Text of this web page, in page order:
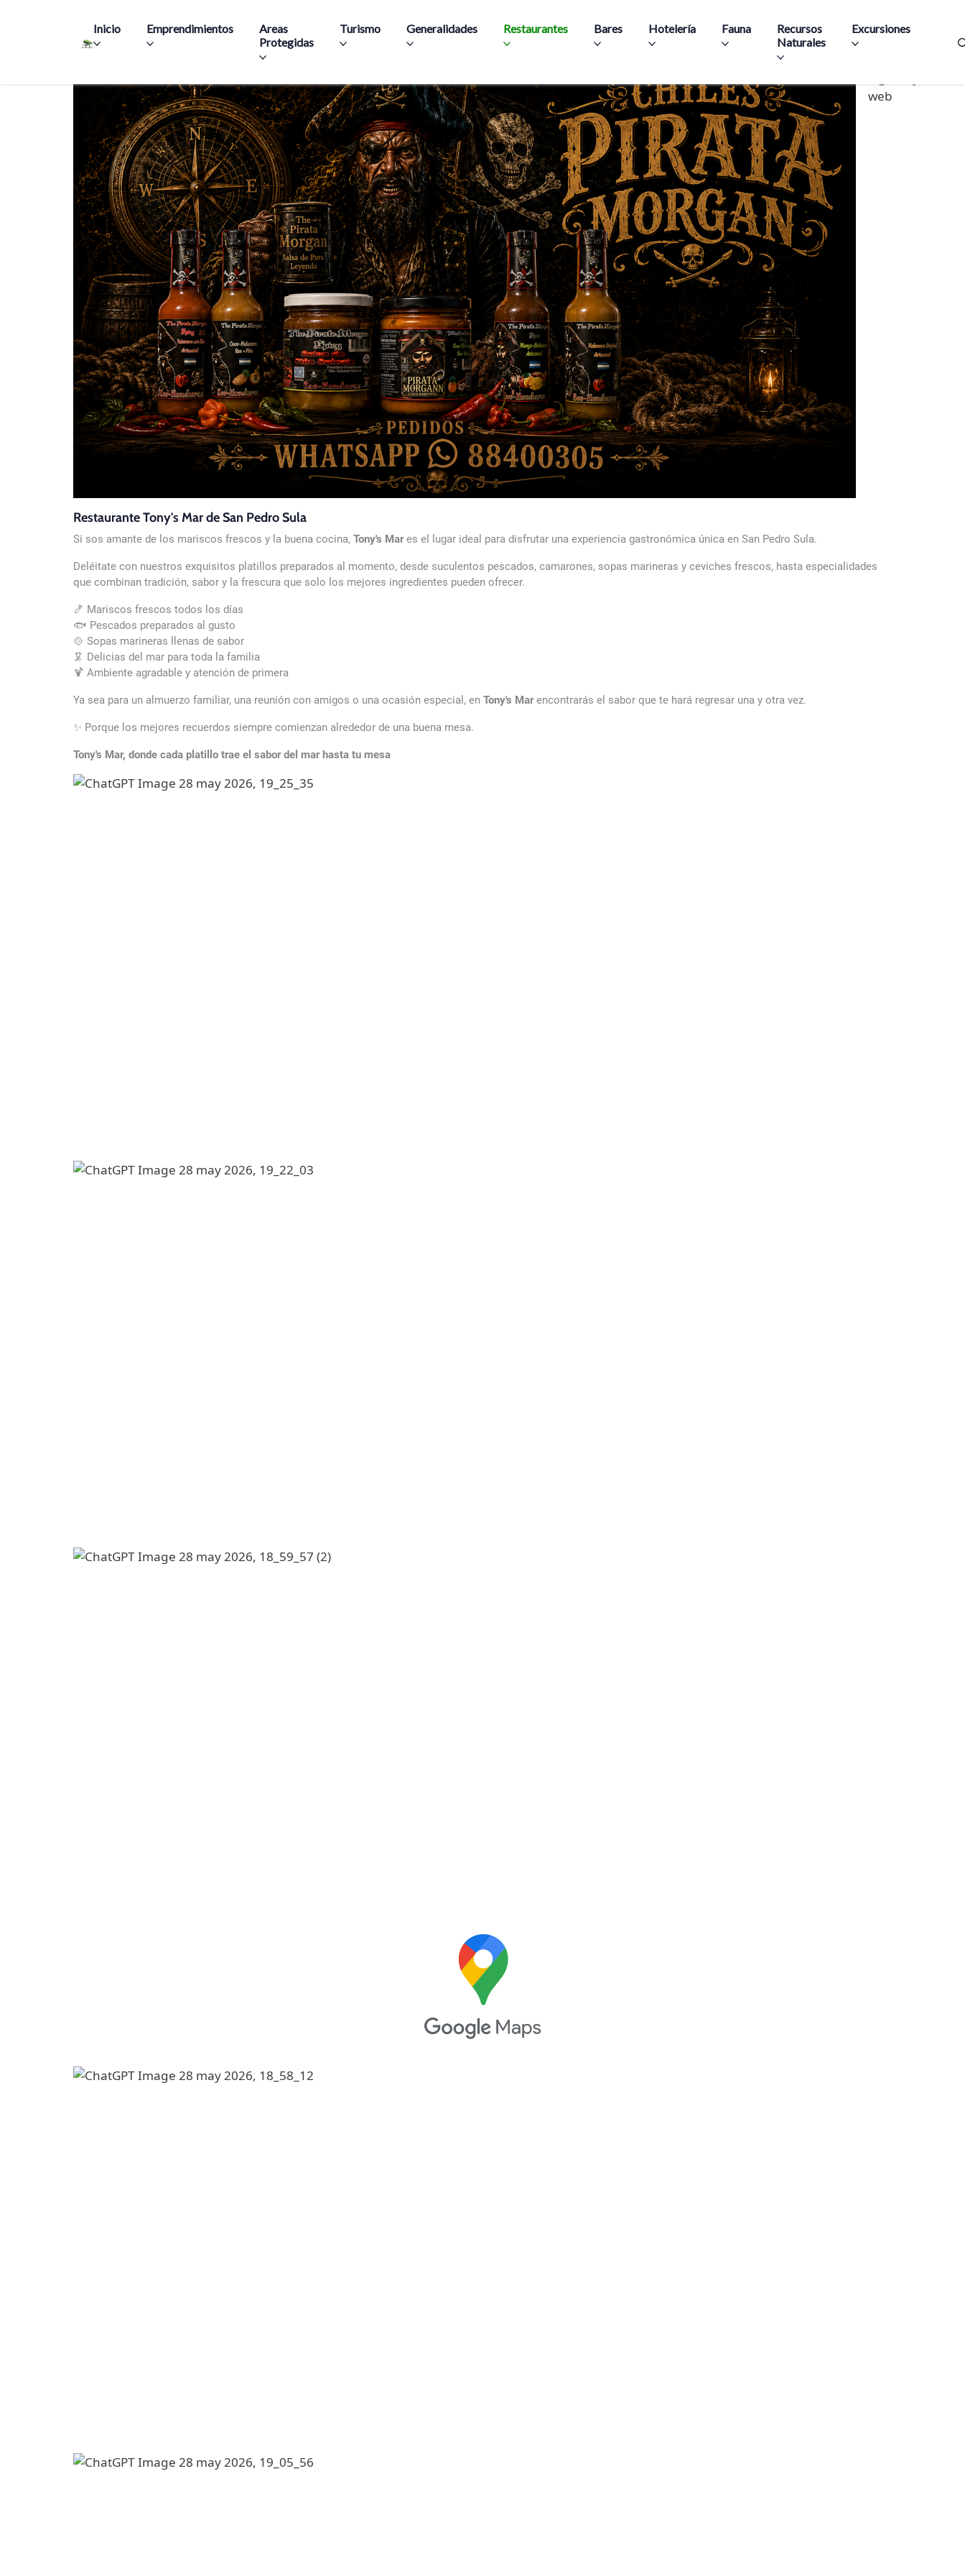
Inicio Emprendimientos
Areas
Protegidas
Turismo Generalidades Restaurantes Bares Hotelería Fauna
Recursos
Naturales
Excursiones
Restaurante Tony's Mar de San Pedro Sula
Si sos amante de los mariscos frescos y la buena cocina, Tony's Mares el lugar ideal para disfrutar una experiencia gastronómica única en San Pedro Sula.
Deléitate con nuestros exquisitos platillos preparados al momento, desde suculentos pescados, camarones, sopas marineras y ceviches frescos, hasta especialidades
que combinan tradición, sabor y la frescura que solo los mejores ingredientes pueden ofrecer.
🍤 Mariscos frescos todos los días
🐟 Pescados preparados al gusto
🍲 Sopas marineras llenas de sabor
🦑 Delicias del mar para toda la familia
🍹 Ambiente agradable y atención de primera
Ya sea para un almuerzo familiar, una reunión con amigos o una ocasión especial, en Tony's Marencontrarás el sabor que te hará regresar una y otra vez.
✨ Porque los mejores recuerdos siempre comienzan alrededor de una buena mesa.
Tony's Mar, donde cada platillo trae el sabor del mar hasta tu mesa